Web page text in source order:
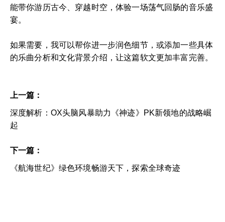
能带你游历古今、穿越时空，体验一场荡气回肠的音乐盛
宴。
如果需要，我可以帮你进一步润色细节，或添加一些具体
的乐曲分析和文化背景介绍，让这篇软文更加丰富完善。
上一篇：
深度解析：OX头脑风暴助力《神迹》PK新领地的战略崛
起
下一篇：
《航海世纪》绿色环境畅游天下，探索全球奇迹